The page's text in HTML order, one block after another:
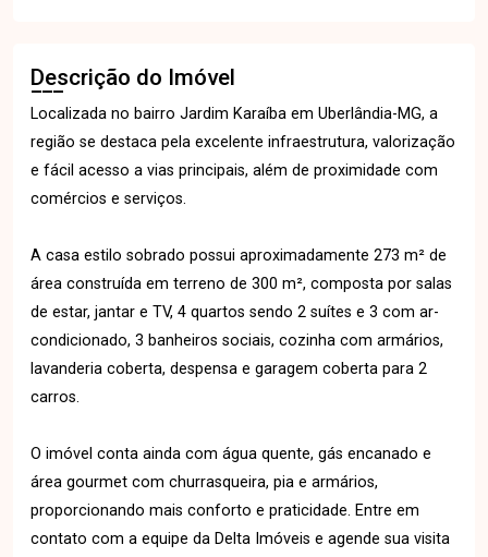
Descrição do Imóvel
Localizada no bairro Jardim Karaíba em Uberlândia-MG, a
região se destaca pela excelente infraestrutura, valorização
e fácil acesso a vias principais, além de proximidade com
comércios e serviços.
A casa estilo sobrado possui aproximadamente 273 m² de
área construída em terreno de 300 m², composta por salas
de estar, jantar e TV, 4 quartos sendo 2 suítes e 3 com ar-
condicionado, 3 banheiros sociais, cozinha com armários,
lavanderia coberta, despensa e garagem coberta para 2
carros.
O imóvel conta ainda com água quente, gás encanado e
área gourmet com churrasqueira, pia e armários,
proporcionando mais conforto e praticidade. Entre em
contato com a equipe da Delta Imóveis e agende sua visita